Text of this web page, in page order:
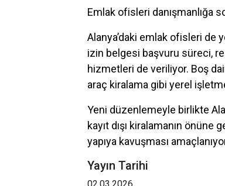
Emlak ofisleri danışmanlığa
Alanya’daki emlak ofisleri de
izin belgesi başvuru süreci,
hizmetleri de veriliyor. Boş
araç kiralama gibi yerel
Yeni düzenlemeyle birlikte
kayıt dışı kiralamanın
yapıya kavuşması
Yayın Tarihi